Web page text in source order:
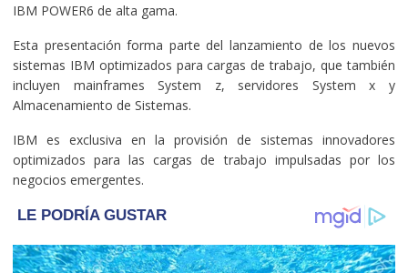
IBM POWER6 de alta gama.
Esta presentación forma parte del lanzamiento de los nuevos
sistemas IBM optimizados para cargas de trabajo, que también
incluyen mainframes System z, servidores System x y
Almacenamiento de Sistemas.
IBM es exclusiva en la provisión de sistemas innovadores
optimizados para las cargas de trabajo impulsadas por los
negocios emergentes.